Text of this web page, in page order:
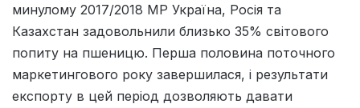
минулому 2017/2018 МР Україна, Росія та
Казахстан задовольнили близько 35% світового
попиту на пшеницю. Перша половина поточного
маркетингового року завершилася, і результати
експорту в цей період дозволяють давати